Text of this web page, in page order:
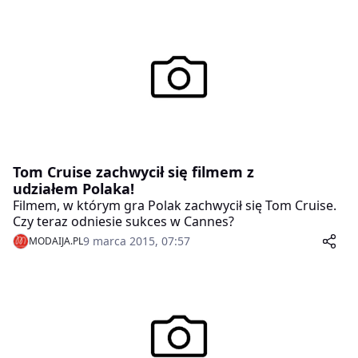
Tom Cruise zachwycił się filmem z
udziałem Polaka!
Filmem, w którym gra Polak zachwycił się Tom Cruise.
Czy teraz odniesie sukces w Cannes?
MODAIJA.PL9 marca 2015, 07:57